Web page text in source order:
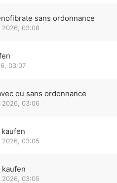
sans ordonnance
2026, 03:08
03:07
ou sans ordonnance
2026, 03:06
2026, 03:05
2026, 03:05